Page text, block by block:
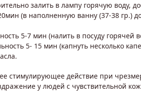
залить в лампу горячую воду,
(в наполненную ванну (37-38 гр.)
5-7 мин (налить в посуду
5- 15 мин (капнуть несколько
стимулирующее действие при
у людей с чувствительной